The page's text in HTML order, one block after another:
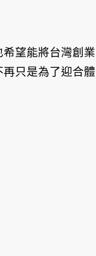
望能將台灣創
只是為了迎合